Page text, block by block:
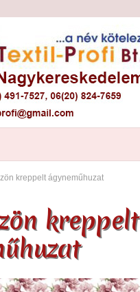
– Győr
kreppelt ágyneműhuzat
kreppelt